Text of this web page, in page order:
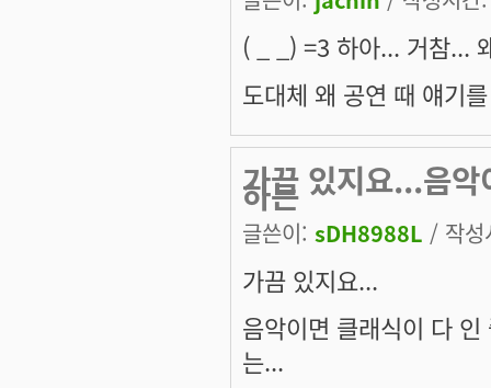
( _ _) =3 하아... 거참...
도대체 왜 공연 때 얘기
가끔 있지요...음
하는
글쓴이: sDH8988L / 작
가끔 있지요...
음악이면 클래식이 다
는...